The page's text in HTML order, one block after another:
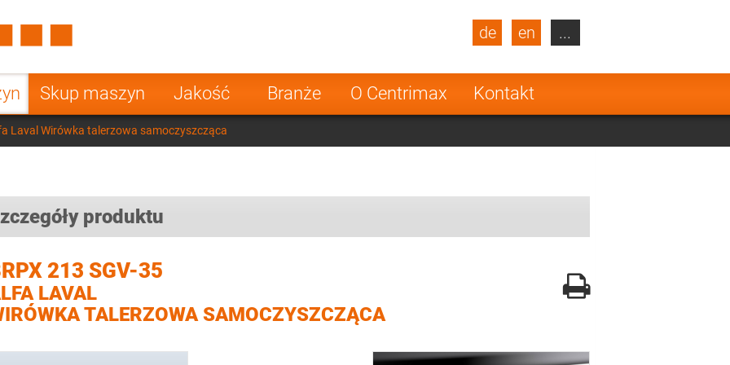
Skup maszyn Jakość Branże O Centrimax Kontakt
de en
Turkey
Poland Norway
Netherlands
...
Laval Wirówka talerzowa samoczyszcząca
produktu
213 SGV-35
LAVAL
TALERZOWA SAMOCZYSZCZĄCA